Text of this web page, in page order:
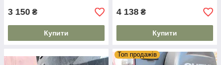
3 150 ₴
Купити
4 138 ₴
Купити
Топ продажів